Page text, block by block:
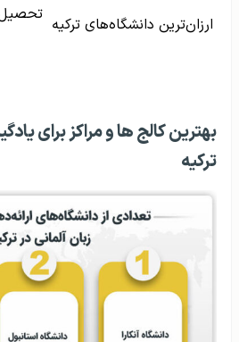
ارزان‌ترین دانشگاه‌های ترکیه تحصیل
بهترین کالج‌ ها و مراکز برای
ترکیه